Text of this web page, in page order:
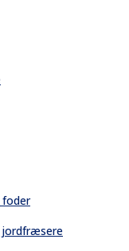
jordfræsere